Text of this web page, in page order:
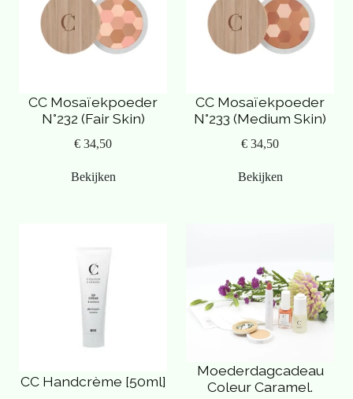
CC Mosaïekpoeder
N°232 (Fair Skin)
€ 34,50
Bekijken
CC Mosaïekpoeder
N°233 (Medium Skin)
€ 34,50
Bekijken
CC Handcrème [50ml]
Moederdagcadeau
Coleur Caramel.